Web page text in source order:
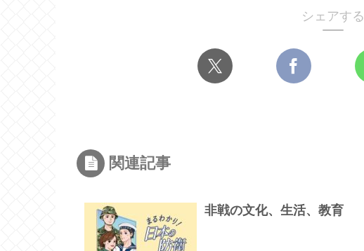
シェアする
関連記事
非戦の文化、生活、教育